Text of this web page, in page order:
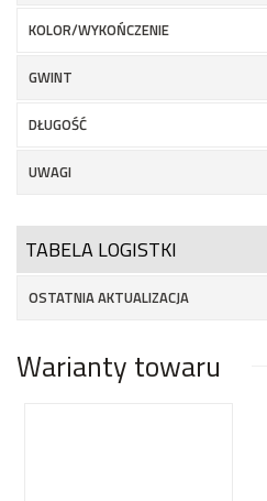
KOLOR/WYKOŃCZENIE
GWINT
DŁUGOŚĆ
UWAGI
TABELA LOGISTKI
OSTATNIA AKTUALIZACJA
Warianty towaru